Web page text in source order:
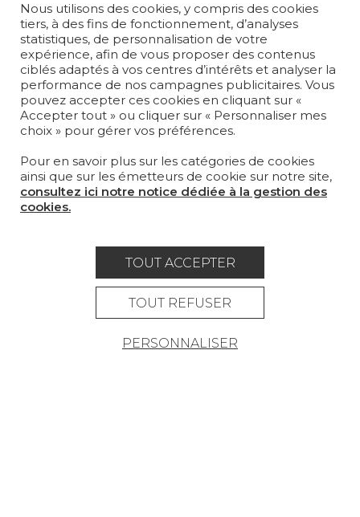
PAPIERS PEINTS
TAPIS ET MOQUETTES
MOBILIER
PROJETS
SUR-MESURE
MAGAZINE
LA MAISON
Nous utilisons des cookies, y compris des cookies
tiers, à des fins de fonctionnement, d’analyses
statistiques, de personnalisation de votre
expérience, afin de vous proposer des contenus
ciblés adaptés à vos centres d’intérêts et analyser la
performance de nos campagnes publicitaires. Vous
pouvez accepter ces cookies en cliquant sur «
Accepter tout » ou cliquer sur « Personnaliser mes
choix » pour gérer vos préférences.
Pour en savoir plus sur les catégories de cookies
ainsi que sur les émetteurs de cookie sur notre site,
consultez ici notre notice dédiée à la gestion des
cookies.
TOUT ACCEPTER
TOUT REFUSER
PERSONNALISER